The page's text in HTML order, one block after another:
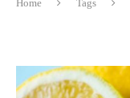
Home Tags